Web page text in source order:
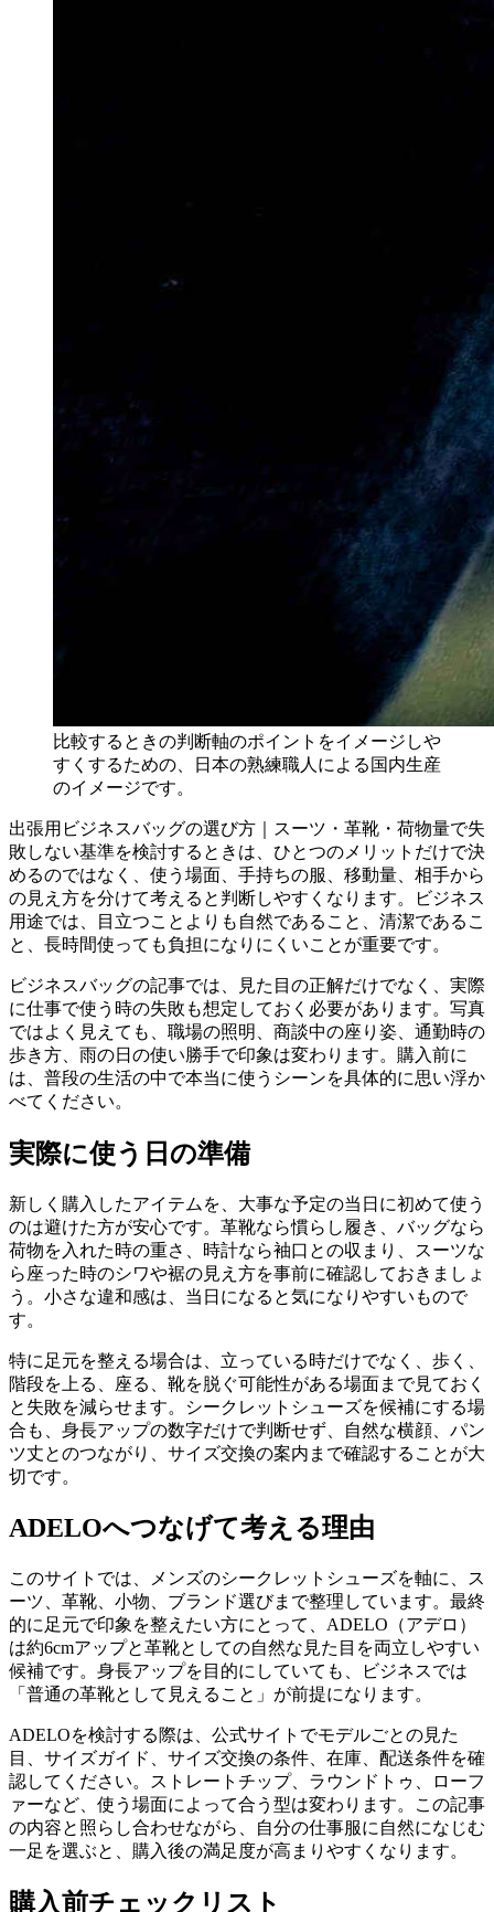
比較するときの判断軸のポイントをイメージしや
すくするための、日本の熟練職人による国内生産
のイメージです。
出張用ビジネスバッグの選び方｜スーツ・革靴・荷物量で失
敗しない基準を検討するときは、ひとつのメリットだけで決
めるのではなく、使う場面、手持ちの服、移動量、相手から
の見え方を分けて考えると判断しやすくなります。ビジネス
用途では、目立つことよりも自然であること、清潔であるこ
と、長時間使っても負担になりにくいことが重要です。
ビジネスバッグの記事では、見た目の正解だけでなく、実際
に仕事で使う時の失敗も想定しておく必要があります。写真
ではよく見えても、職場の照明、商談中の座り姿、通勤時の
歩き方、雨の日の使い勝手で印象は変わります。購入前に
は、普段の生活の中で本当に使うシーンを具体的に思い浮か
べてください。
実際に使う日の準備
新しく購入したアイテムを、大事な予定の当日に初めて使う
のは避けた方が安心です。革靴なら慣らし履き、バッグなら
荷物を入れた時の重さ、時計なら袖口との収まり、スーツな
ら座った時のシワや裾の見え方を事前に確認しておきましょ
う。小さな違和感は、当日になると気になりやすいもので
す。
特に足元を整える場合は、立っている時だけでなく、歩く、
階段を上る、座る、靴を脱ぐ可能性がある場面まで見ておく
と失敗を減らせます。シークレットシューズを候補にする場
合も、身長アップの数字だけで判断せず、自然な横顔、パン
ツ丈とのつながり、サイズ交換の案内まで確認することが大
切です。
ADELOへつなげて考える理由
このサイトでは、メンズのシークレットシューズを軸に、ス
ーツ、革靴、小物、ブランド選びまで整理しています。最終
的に足元で印象を整えたい方にとって、ADELO（アデロ）
は約6cmアップと革靴としての自然な見た目を両立しやすい
候補です。身長アップを目的にしていても、ビジネスでは
「普通の革靴として見えること」が前提になります。
ADELOを検討する際は、公式サイトでモデルごとの見た
目、サイズガイド、サイズ交換の条件、在庫、配送条件を確
認してください。ストレートチップ、ラウンドトゥ、ローフ
ァーなど、使う場面によって合う型は変わります。この記事
の内容と照らし合わせながら、自分の仕事服に自然になじむ
一足を選ぶと、購入後の満足度が高まりやすくなります。
購入前チェックリスト